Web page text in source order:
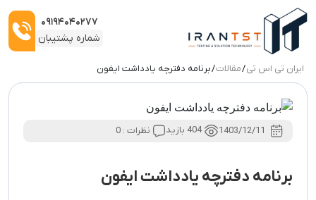
۰۹۱۹۴۰۴۰۲۷۷
شماره پشتیبان
ایران تی اس تی/مقالات/ برنامه دفترچه یادداشت ایفون
1403/12/11 404 بازید نظرات : 0
برنامه دفترچه یادداشت ایفون